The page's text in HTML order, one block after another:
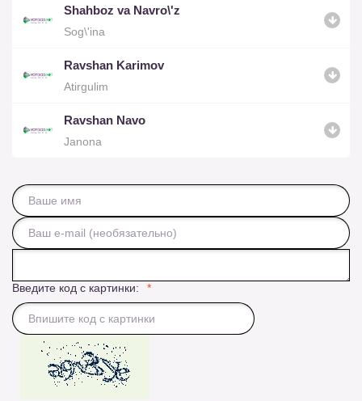
Shahboz va Navro\'z
Sog\'ina
Ravshan Karimov
Atirgulim
Ravshan Navo
Janona
Введите код с картинки: